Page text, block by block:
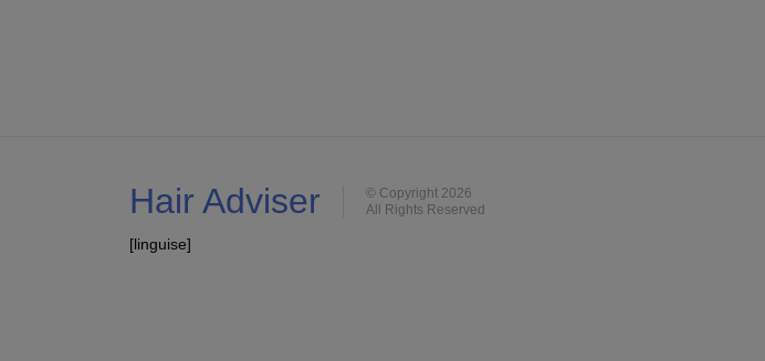
Hair Adviser
© Copyright 2026
All Rights Reserved
[linguise]